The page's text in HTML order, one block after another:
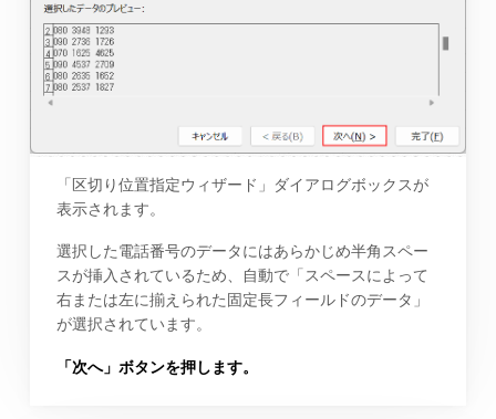
「区切り位置指定ウィザード」ダイアログボックスが
表示されます。
選択した電話番号のデータにはあらかじめ半角スペー
スが挿入されているため、自動で「スペースによって
右または左に揃えられた固定長フィールドのデータ」
が選択されています。
「次へ」ボタンを押します。